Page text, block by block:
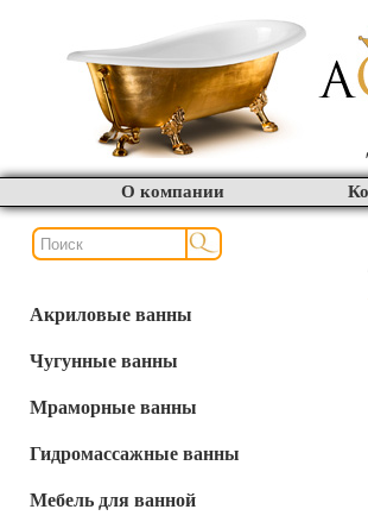
О компании
Акриловые ванны
Чугунные ванны
Мраморные ванны
Гидромассажные ванны
Мебель для ванной